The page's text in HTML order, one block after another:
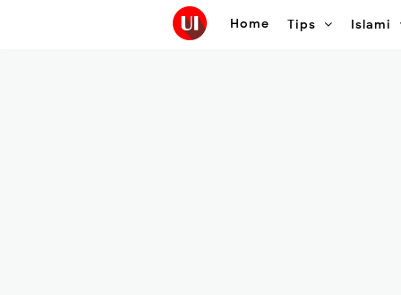
Home Tips Islami